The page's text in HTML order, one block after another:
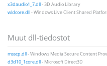
x3daudio1_7.dll- 3D Audio Library
wldcore.dll- Windows Live Client Shared
Muut dll-tiedostot
msscp.dll- Windows Media Secure Content
d3d10_1core.dll- Microsoft Direct3D